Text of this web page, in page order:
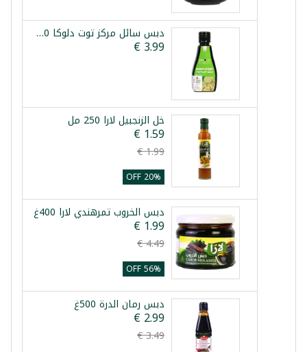
دبس سائل مركز توت دلوكا 250غ
خل الزنجبيل لارا 250 مل
20% OFF
دبس الخروب تمرهندي لارا 400غ
56% OFF
دبس رمان الدرة 500غ